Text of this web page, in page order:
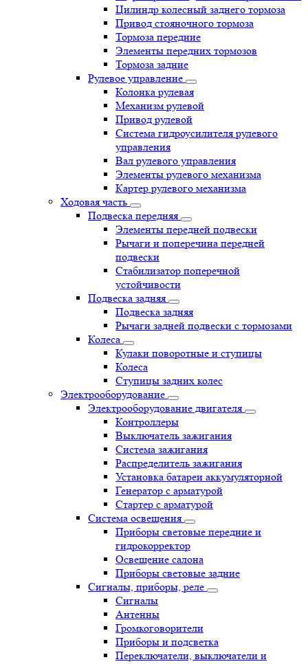
Цилиндр колесный заднего тормоза
Привод стояночного тормоза
Тормоза передние
Элементы передних тормозов
Тормоза задние
Рулевое управление
Колонка рулевая
Механизм рулевой
Привод рулевой
Система гидроусилителя рулевого
управления
Вал рулевого управления
Элементы рулевого механизма
Картер рулевого механизма
Ходовая часть
Подвеска передняя
Элементы передней подвески
Рычаги и поперечина передней
подвески
Стабилизатор поперечной
устойчивости
Подвеска задняя
Подвеска задняя
Рычаги задней подвески с тормозами
Колеса
Кулаки поворотные и ступицы
Колеса
Ступицы задних колес
Электрооборудование
Электрооборудование двигателя
Контроллеры
Выключатель зажигания
Система зажигания
Распределитель зажигания
Установка батареи аккумуляторной
Генератор с арматурой
Стартер с арматурой
Система освещения
Приборы световые передние и
гидрокорректор
Освещение салона
Приборы световые задние
Сигналы, приборы, реле
Сигналы
Антенны
Громкоговорители
Приборы и подсветка
Переключатели, выключатели и